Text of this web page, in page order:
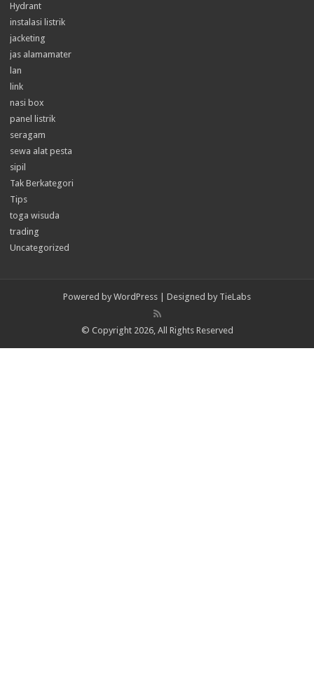
Hydrant
instalasi listrik
jacketing
jas alamamater
lan
link
nasi box
panel listrik
seragam
sewa alat pesta
sipil
Tak Berkategori
Tips
toga wisuda
trading
Uncategorized
Powered by WordPress | Designed by TieLabs
© Copyright 2026, All Rights Reserved